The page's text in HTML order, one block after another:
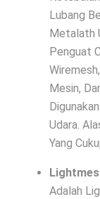
Lubang
Metalath
Penguat
Mesin,
Udara.
Yang
Adalah